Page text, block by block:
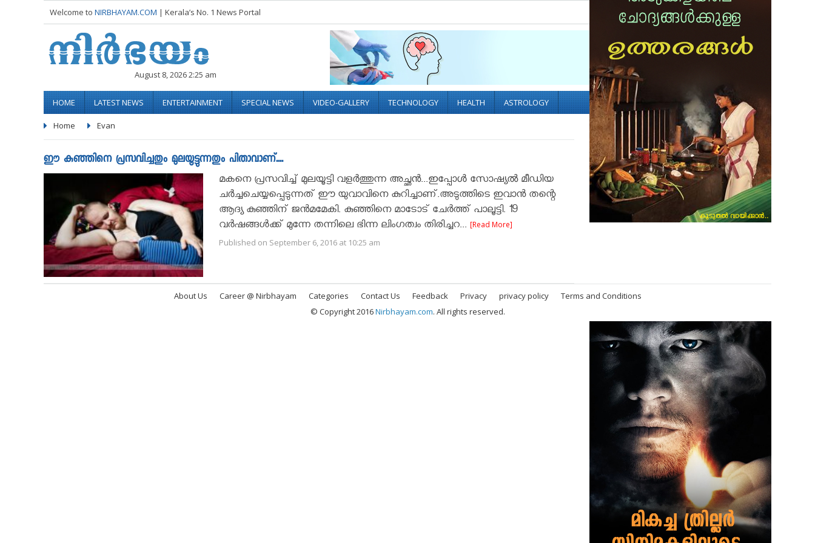
Welcome to NIRBHAYAM.COM | Kerala’s No. 1 News Portal Socialize with us
August 8, 2026 2:25 am
HOME LATEST NEWS ENTERTAINMENT SPECIAL NEWS VIDEO-GALLERY TECHNOLOGY HEALTH ASTROLOGY
Home Evan
ഈ കുഞ്ഞിനെ പ്രസവിച്ചതും മുലയൂട്ടുന്നതും പിതാവാണ്....
മകനെ പ്രസവിച്ച് മുലയൂട്ടി വളർത്തുന്ന അച്ഛൻ...ഇപ്പോൾ സോഷ്യൽ മീഡിയ
ചർച്ചചെയ്യപ്പെടുന്നത് ഈ യുവാവിനെ കുറിച്ചാണ്.അടുത്തിടെ ഇവാന്‍ തന്റെ
ആദ്യ കുഞ്ഞിന് ജന്‍മമേകി. കുഞ്ഞിനെ മാടോട് ചേര്‍ത്ത് പാലൂട്ടി. 19
വര്‍ഷങ്ങള്‍ക്ക് മുന്നേ തന്നിലെ ഭിന്ന ലിംഗത്വം തിരിച്ചറ... [Read More]
Published on September 6, 2016 at 10:25 am
About Us Career @ Nirbhayam Categories Contact Us Feedback Privacy privacy policy
Terms and Conditions
© Copyright 2016Nirbhayam.com. All rights reserved.